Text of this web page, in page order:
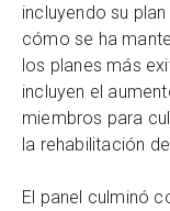
incluyendo su
cómo se ha
los planes más
incluyen el
miembros para
la rehabilitación
El panel culminó